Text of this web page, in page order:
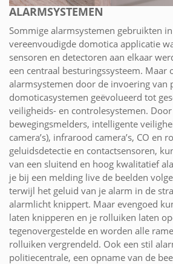
ALARMSYSTEMEN
Sommige alarmsystemen gebruikten
vereenvoudigde domotica applicatie
sensoren en detectoren aan elkaar
een centraal besturingssysteem. Maar
alarmsystemen door de invoering van
domoticasystemen geëvolueerd tot
veiligheids- en controlesystemen.
bewegingsmelders, intelligente
camera’s), infrarood camera’s, CO en
geluidsdetectie en contactsensoren,
van een sluitend en hoog kwalitatief
je bij een melding live de beelden
terwijl het geluid van je alarm in de
alarmlicht knippert. Maar evengoed
laten knipperen en je rolluiken laten
tegenovergestelde en worden alle
rolluiken vergrendeld. Ook een stil
politiecentrale, een opname van de